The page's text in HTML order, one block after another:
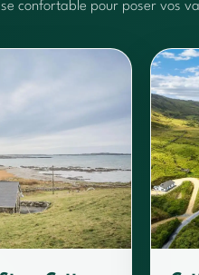
confortable pour poser vos